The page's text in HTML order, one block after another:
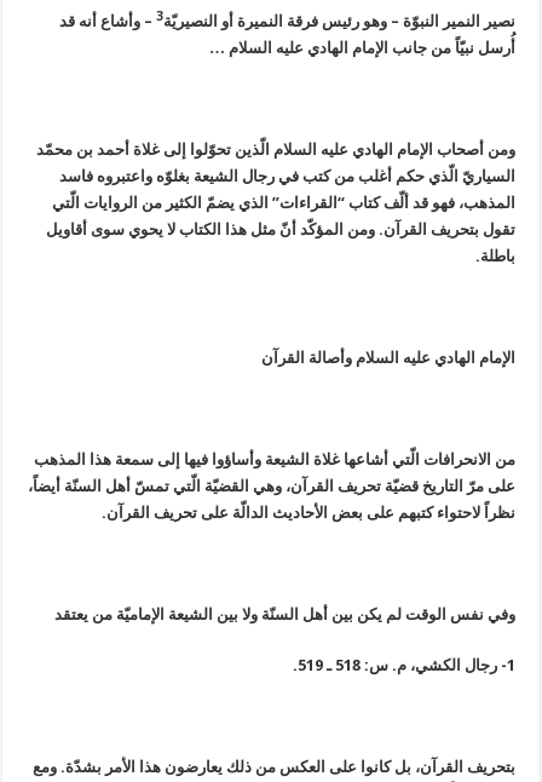
نصير النمير النبوّة – وهو رئيس فرقة النميرة أو النصيريّة3 – وأشاع أنه قد
أُرسل نبيّاً من جانب الإمام الهادي عليه السلام …
ومن أصحاب الإمام الهادي عليه السلام الّذين تحوّلوا إلى غلاة أحمد بن محمّد
السياريّ الّذي حكم أغلب من كتب في رجال الشيعة بغلوّه واعتبروه فاسد
المذهب، فهو قد ألّف كتاب “القراءات” الذي يضمّ الكثير من الروايات الّتي
تقول بتحريف القرآن. ومن المؤكّد أنّ مثل هذا الكتاب لا يحوي سوى أقاويل
باطلة.
الإمام الهادي عليه السلام وأصالة القرآن
من الانحرافات الّتي أشاعها غلاة الشيعة وأساؤوا فيها إلى سمعة هذا المذهب
على مرّ التاريخ قضيّة تحريف القرآن، وهي القضيّة الّتي تمسّ أهل السنّة أيضاً،
نظراً لاحتواء كتبهم على بعض الأحاديث الدالّة على تحريف القرآن.
وفي نفس الوقت لم يكن بين أهل السنّة ولا بين الشيعة الإماميّة من يعتقد
1- رجال الكشي، م. س: 518 ـ 519.
بتحريف القرآن، بل كانوا على العكس من ذلك يعارضون هذا الأمر بشدّة. ومع